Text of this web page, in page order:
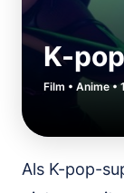
K-
Film • Anime •
Als K-pop-